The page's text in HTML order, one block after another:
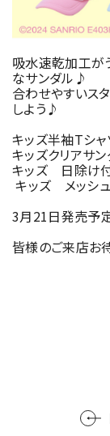
吸水速乾加工が
なサンダル♪
合わせやすいス
しよう♪
キッズ半袖Tシ
キッズクリアサ
キッズ 日除け付
キッズ メッシ
3月21日発売予
皆様のご来店お